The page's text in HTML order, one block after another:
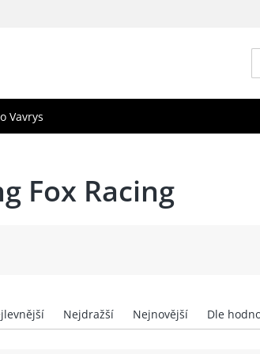
Vavrys
Fox Racing